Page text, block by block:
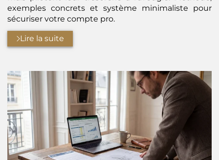
exemples concrets et système minimaliste pour
sécuriser votre compte pro.
Lire la suite